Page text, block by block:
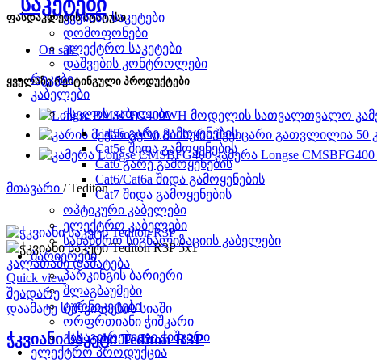
ჭკვიანი საკეტები
დომოფონები
ელექტრო საკეტები
დაშვების კონტროლები
რეკები
კაბელები
ქსელის კაბელები
Cat5e გარე გამოყენების
Cat5e შიდა გამოყენების
Cat6 გარე გამოყენების
Cat6/Cat6a შიდა გამოყენების
Cat7 შიდა გამოყენების
ოპტიკური კაბელები
ელექტრო კაბელები
სახანძრო სიგნალიზაციის კაბელები
ბარიერები
პარკინგის ბარიერი
შლაგბაუმები
ტურნიკეტები
ორფრთიანი ჭიშკარი
გასაგორებელი ჭიშკარი
ელექტრო პროდუქცია
ფასდაკლების სტატუსი
On sale
ყველაზე რეიტინგული პროდუქტები
კამერა Longse CMSBFG400
მთავარი / Tediton
კალათაში დამატება
Quick view
შეადარე
დაამატე სურვილების სიაში
ჭკვიანი საკეტი Tediton R3P